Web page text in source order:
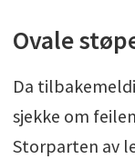
Ovale
Da
sjekke om
Storparten av